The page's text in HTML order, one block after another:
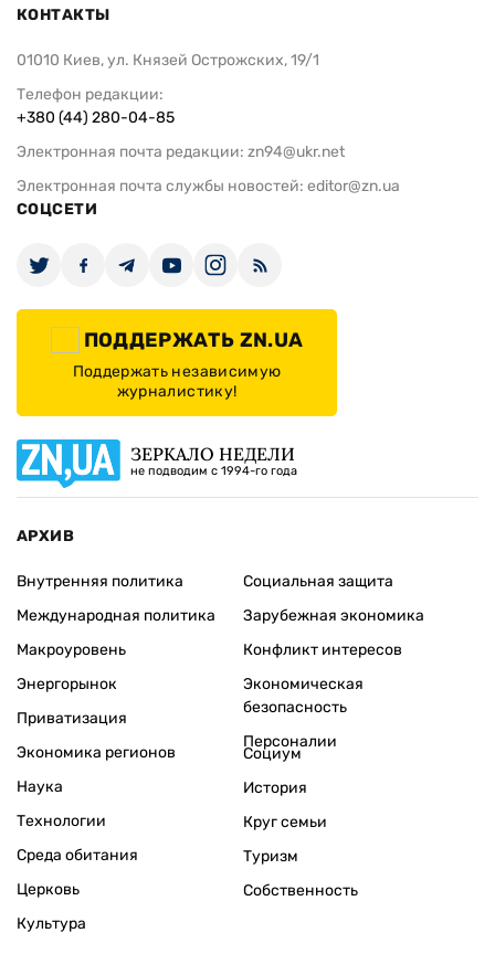
КОНТАКТЫ
01010 Киев, ул. Князей Острожских, 19/1
Телефон редакции:
+380 (44) 280-04-85
Электронная почта редакции: zn94@ukr.net
Электронная почта службы новостей: editor@zn.ua
СОЦСЕТИ
ПОДДЕРЖАТЬ ZN.UA
Поддержать независимую
журналистику!
ЗЕРКАЛО НЕДЕЛИ
не подводим с 1994-го года
АРХИВ
Внутренняя политика
Международная политика
Макроуровень
Энергорынок
Приватизация
Экономика регионов
Социальная защита
Зарубежная экономика
Конфликт интересов
Экономическая
безопасность
Персоналии
Наука
Технологии
Среда обитания
Церковь
Культура
Социум
История
Круг семьи
Туризм
Собственность